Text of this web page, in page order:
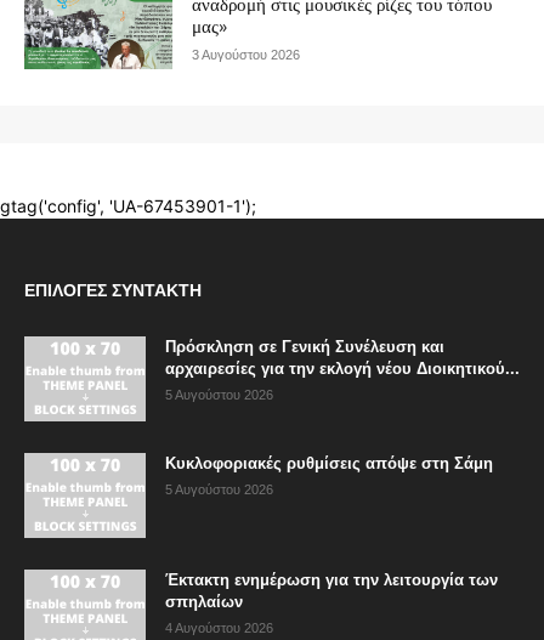
ΕΠΙΛΟΓΈΣ ΣΥΝΤΆΚΤΗ
Πρόσκληση σε Γενική Συνέλευση και
αρχαιρεσίες για την εκλογή νέου Διοικητικού...
5 Αυγούστου 2026
Κυκλοφοριακές ρυθμίσεις απόψε στη Σάμη
5 Αυγούστου 2026
Έκτακτη ενημέρωση για την λειτουργία των
σπηλαίων
4 Αυγούστου 2026